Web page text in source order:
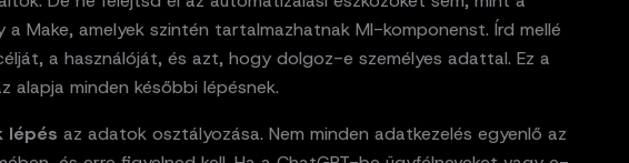
a Make, amelyek szintén tartalmazhatnak MI-komponenst. Írd mellé
a használóját, és azt, hogy dolgoz-e személyes adattal. Ez a
alapja minden későbbi lépésnek.
lépés az adatok osztályozása. Nem minden adatkezelés egyenlő az